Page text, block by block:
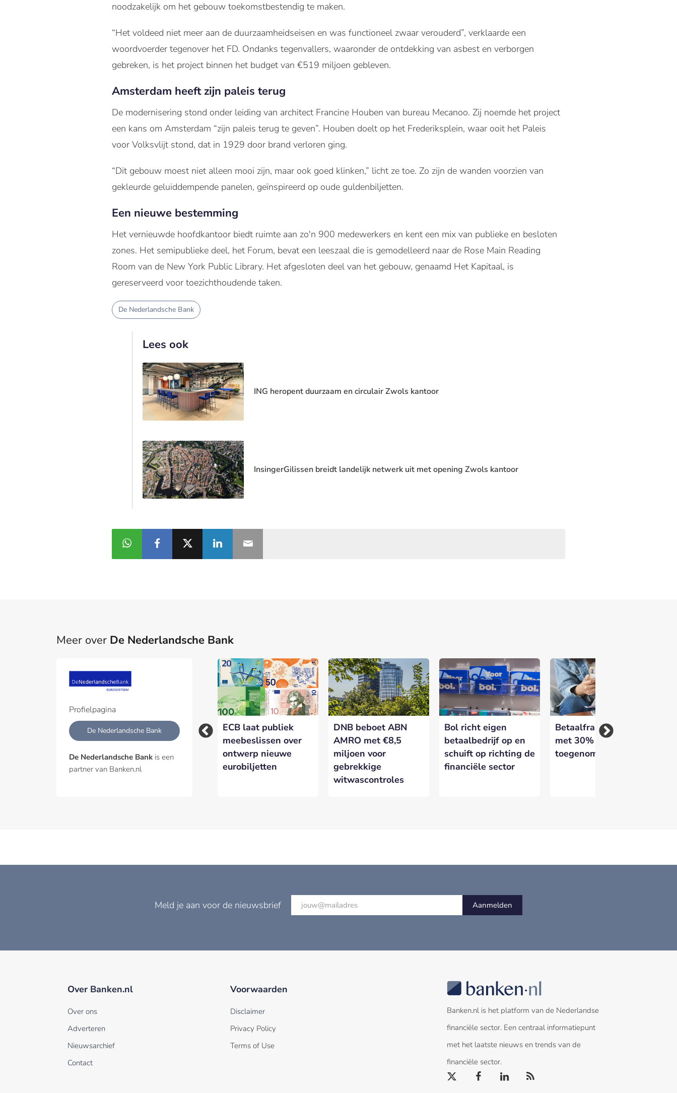
noodzakelijk om het gebouw toekomstbestendig te maken.
“Het voldeed niet meer aan de duurzaamheidseisen en was functioneel zwaar verouderd”, verklaarde een
woordvoerder tegenover het FD. Ondanks tegenvallers, waaronder de ontdekking van asbest en verborgen
gebreken, is het project binnen het budget van €519 miljoen gebleven.
Amsterdam heeft zijn paleis terug
De modernisering stond onder leiding van architect Francine Houben van bureau Mecanoo. Zij noemde het project
een kans om Amsterdam “zijn paleis terug te geven”. Houben doelt op het Frederiksplein, waar ooit het Paleis
voor Volksvlijt stond, dat in 1929 door brand verloren ging.
“Dit gebouw moest niet alleen mooi zijn, maar ook goed klinken,” licht ze toe. Zo zijn de wanden voorzien van
gekleurde geluiddempende panelen, geïnspireerd op oude guldenbiljetten.
Een nieuwe bestemming
Het vernieuwde hoofdkantoor biedt ruimte aan zo'n 900 medewerkers en kent een mix van publieke en besloten
zones. Het semipublieke deel, het Forum, bevat een leeszaal die is gemodelleerd naar de Rose Main Reading
Room van de New York Public Library. Het afgesloten deel van het gebouw, genaamd Het Kapitaal, is
gereserveerd voor toezichthoudende taken.
De Nederlandsche Bank
Lees ook
ING heropent duurzaam en circulair Zwols kantoor
InsingerGilissen breidt landelijk netwerk uit met opening Zwols kantoor
Meer over De Nederlandsche Bank
Profielpagina
De Nederlandsche Bank
De Nederlandsche Bank is een
partner van Banken.nl
ING probeert met AI
aan te haken bij het
Zerohash krijgt EMI-
vergunning van DNB
en breidt stablecoin-
dienstverlening uit
ECB laat publiek
meebeslissen over
ontwerp nieuwe
eurobiljetten
DNB beboet ABN
AMRO met €8,5
miljoen voor
gebrekkige
witwascontroles
Bol richt eigen
betaalbedrijf op en
schuift op richting de
financiële sector
Betaalfraude in 2025
met 30%
toegenomen
Meld je aan voor de nieuwsbrief Aanmelden
Over Banken.nl
Over ons
Adverteren
Nieuwsarchief
Contact
Voorwaarden
Disclaimer
Privacy Policy
Terms of Use
Banken.nl is het platform van de Nederlandse
financiële sector. Een centraal informatiepunt
met het laatste nieuws en trends van de
financiële sector.